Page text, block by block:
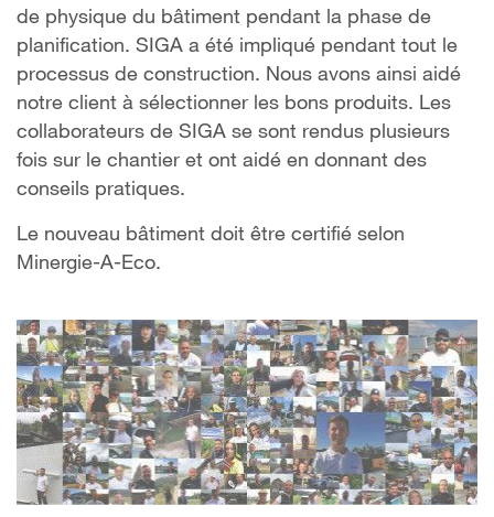
de physique du bâtiment pendant la phase de
planification. SIGA a été impliqué pendant tout le
processus de construction. Nous avons ainsi aidé
notre client à sélectionner les bons produits. Les
collaborateurs de SIGA se sont rendus plusieurs
fois sur le chantier et ont aidé en donnant des
conseils pratiques.
Le nouveau bâtiment doit être certifié selon
Minergie-A-Eco.